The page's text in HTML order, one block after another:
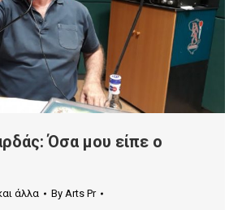
Όσα μου είπε ο
άλλα By Arts Pr